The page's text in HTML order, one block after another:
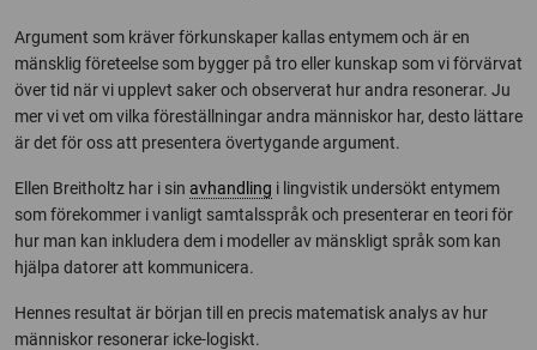
Argument som kräver förkunskaper kallas entymem och är en
mänsklig företeelse som bygger på tro eller kunskap som vi förvärvat
över tid när vi upplevt saker och observerat hur andra resonerar. Ju
mer vi vet om vilka föreställningar andra människor har, desto lättare
är det för oss att presentera övertygande argument.
Ellen Breitholtz har i sin avhandling i lingvistik undersökt entymem
som förekommer i vanligt samtalsspråk och presenterar en teori för
hur man kan inkludera dem i modeller av mänskligt språk som kan
hjälpa datorer att kommunicera.
Hennes resultat är början till en precis matematisk analys av hur
människor resonerar icke-logiskt.